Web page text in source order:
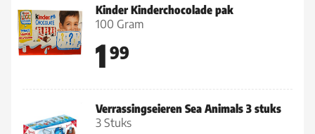
Kinder Kinderchocolade pak
100 Gram
1 99
Verrassingseieren Sea Animals 3 stuks
3 Stuks